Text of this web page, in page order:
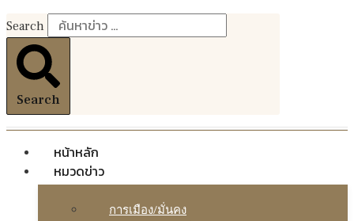
Search
Search
หน้าหลัก
หมวดข่าว
การเมือง/มั่นคง